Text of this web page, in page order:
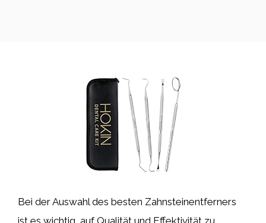
Bei der Auswahl des besten Zahnsteinentferners
ist es wichtig, auf Qualität und Effektivität zu